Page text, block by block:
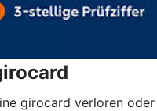
girocard verloren